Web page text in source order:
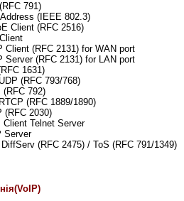
791)
(IEEE 802.3)
Client (RFC 2516)
Client (RFC 2131) for WAN port
Server (RFC 2131) for LAN port
1631)
(RFC 793/768)
(RFC 792)
(RFC 1889/1890)
(RFC 2030)
Client Telnet Server
Server
(RFC 2475) / ToS (RFC 791/1349)